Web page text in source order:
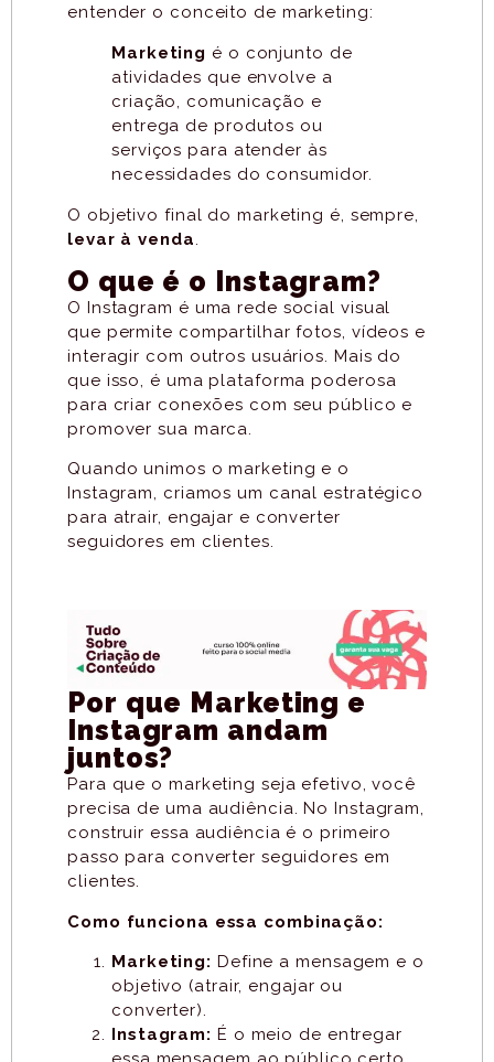
entender o conceito de marketing:
Marketing é o conjunto de
atividades que envolve a
criação, comunicação e
entrega de produtos ou
serviços para atender às
necessidades do consumidor.
O objetivo final do marketing é, sempre,
levar à venda.
O que é o Instagram?
O Instagram é uma rede social visual
que permite compartilhar fotos, vídeos e
interagir com outros usuários. Mais do
que isso, é uma plataforma poderosa
para criar conexões com seu público e
promover sua marca.
Quando unimos o marketing e o
Instagram, criamos um canal estratégico
para atrair, engajar e converter
seguidores em clientes.
Por que Marketing e
Instagram andam
juntos?
Para que o marketing seja efetivo, você
precisa de uma audiência. No Instagram,
construir essa audiência é o primeiro
passo para converter seguidores em
clientes.
Como funciona essa combinação:
Marketing: Define a mensagem e o
objetivo (atrair, engajar ou
converter).
Instagram: É o meio de entregar